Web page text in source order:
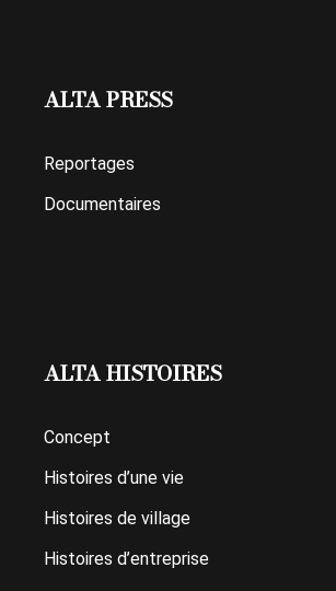
ALTA PRESS
Reportages
Documentaires
ALTA HISTOIRES
Concept
Histoires d’une vie
Histoires de village
Histoires d’entreprise